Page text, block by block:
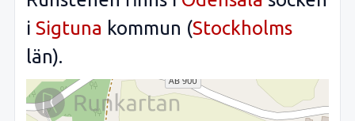
i Sigtuna kommun (Stockholms
län).